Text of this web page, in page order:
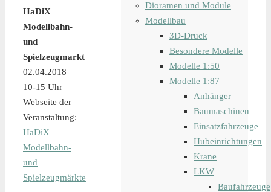
HaDiX
Modellbahn-
und
Spielzeugmarkt
02.04.2018
10-15 Uhr
Webseite der
Veranstaltung:
HaDiX
Modellbahn-
und
Spielzeugmärkte
Dioramen und Module
Modellbau
3D-Druck
Besondere Modelle
Modelle 1:50
Modelle 1:87
Anhänger
Baumaschinen
Einsatzfahrzeuge
Hubeinrichtungen
Krane
LKW
Baufahrzeuge